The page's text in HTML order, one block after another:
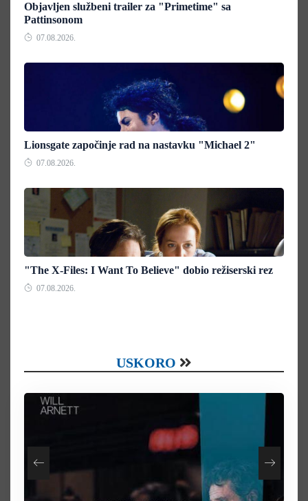
Objavljen službeni trailer za "Primetime" sa
Pattinsonom
07.08.2026.
Lionsgate započinje rad na nastavku "Michael 2"
07.08.2026.
"The X-Files: I Want To Believe" dobio režiserski rez
07.08.2026.
USKORO